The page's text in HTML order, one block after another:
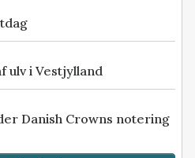
ulv i Vestjylland
Danish Crowns notering